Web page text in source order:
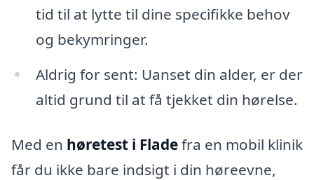
tid til at lytte til dine specifikke behov
og bekymringer.
Aldrig for sent: Uanset din alder, er der
altid grund til at få tjekket din hørelse.
Med en høretest i Fladefra en mobil klinik
får du ikke bare indsigt i din høreevne,